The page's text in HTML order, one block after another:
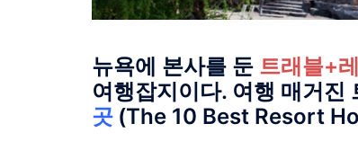
뉴욕에 본사를 둔 트래블+
여행잡지이다. 여행 매거
곳 (The 10 Best Resort